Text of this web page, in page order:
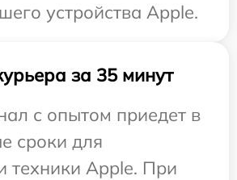
устройства Apple.
за 35 минут
с опытом приедет в
сроки для
техники Apple. При